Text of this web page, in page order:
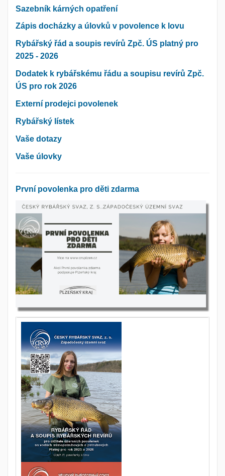
Sazebník kárných opatření
Zápis docházky a úlovků v povolence k lovu
Rybářský řád a soupis revírů Zpč. ÚS platný pro
2025 - 2026
Dodatek k rybářskému řádu a soupisu revírů Zpč.
ÚS pro rok 2026
Externí prodejci povolenek
Rybářský lístek
Vaše dotazy
Vaše úlovky
První povolenka pro děti zdarma